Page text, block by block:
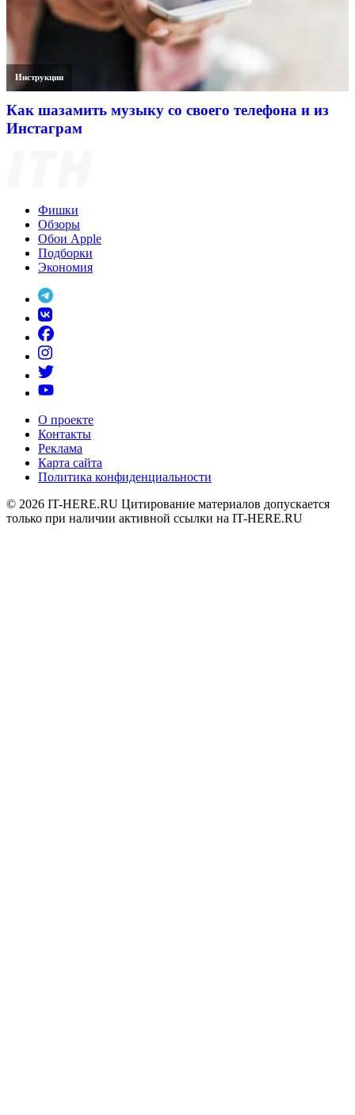
Инструкции
Как шазамить музыку со своего телефона и из
Инстаграм
Фишки
Обзоры
Обои Apple
Подборки
Экономия
О проекте
Контакты
Реклама
Карта сайта
Политика конфиденциальности
© 2026 IT-HERE.RU Цитирование материалов допускается
только при наличии активной ссылки на IT-HERE.RU